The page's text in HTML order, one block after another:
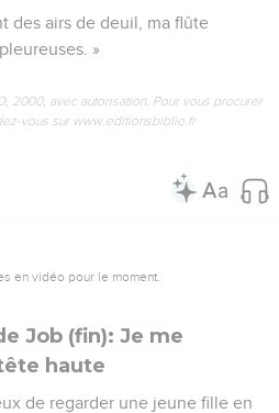
des airs de deuil, ma flûte
»
2000, avec autorisation. Pour vous procurer
vous sur www.editionsbiblio.fr
en vidéo pour le moment.
Job (fin): Je me
haute
de regarder une jeune fille en